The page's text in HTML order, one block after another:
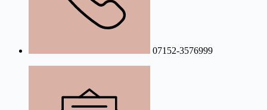
07152-3576999